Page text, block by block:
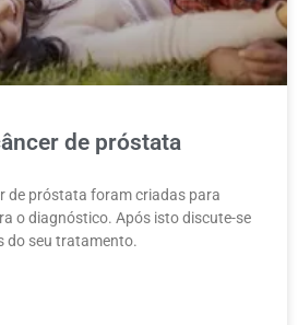
de próstata
de próstata foram criadas para
o diagnóstico. Após isto discute-se
do seu tratamento.